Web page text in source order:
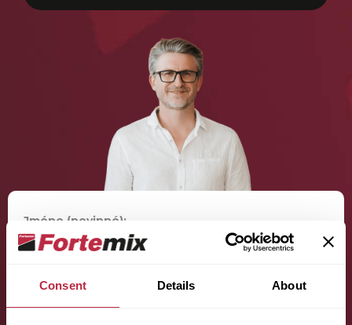
Consent Details About
Jméno (povinné):
Příjmení (povinné):